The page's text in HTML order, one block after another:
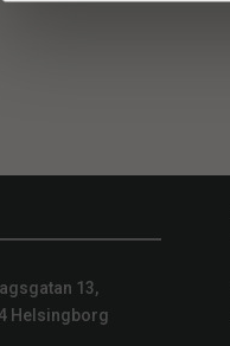
13,
Helsingborg